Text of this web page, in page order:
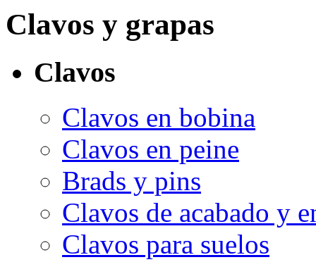
Clavos y grapas
Clavos
Clavos en bobina
Clavos en peine
Brads y pins
Clavos de acabado y
Clavos para suelos